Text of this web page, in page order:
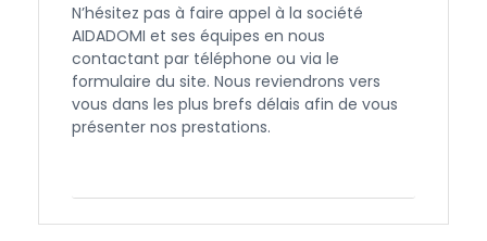
N’hésitez pas à faire appel à la société
AIDADOMI et ses équipes en nous
contactant par téléphone ou via le
formulaire du site. Nous reviendrons vers
vous dans les plus brefs délais afin de vous
présenter nos prestations.